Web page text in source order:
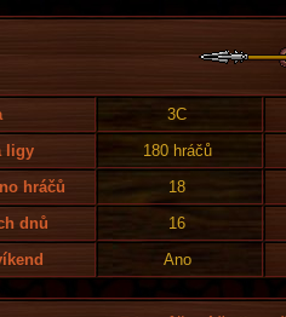
3C
ligy
180 hráčů
hráčů
18
dnů
16
Ano